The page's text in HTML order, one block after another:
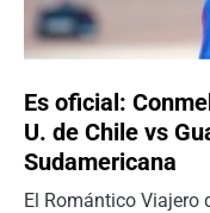
Es oficial:
U. de Chile vs
Sudamericana
El Romántico Viajero